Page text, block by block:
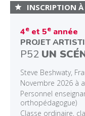
4e et 5e année
PROJET
P52 UN
Steve Beshwaty,
Novembre 2026 à
Personnel
orthopédagogue)
Classe ordinaire,
INSCRIPTION À